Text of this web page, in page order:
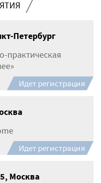
Петербург
практическая
Идет регистрация
Идет регистрация
Москва